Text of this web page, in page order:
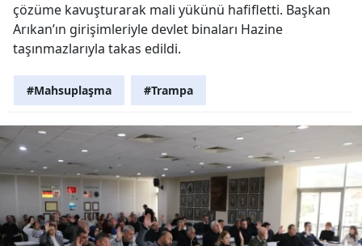
çözüme kavuşturarak mali yükünü hafifletti. Başkan
Arıkan’ın girişimleriyle devlet binaları Hazine
taşınmazlarıyla takas edildi.
#Mahsuplaşma #Trampa